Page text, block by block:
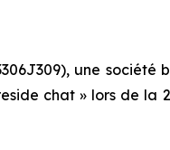
une
chat » lors de la